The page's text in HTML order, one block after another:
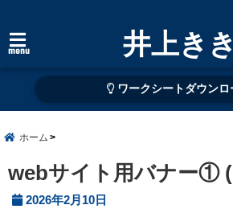
menu 井上きき
ワークシートダウンロ
ホーム
webサイト用バナー①
2026年2月10日